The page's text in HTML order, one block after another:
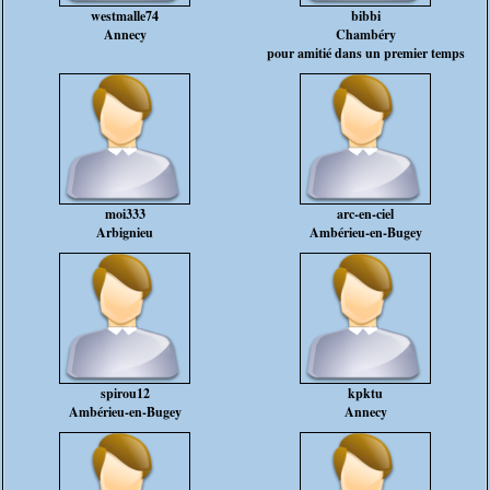
westmalle74
Annecy
bibbi
Chambéry
pour amitié dans un premier temps
moi333
Arbignieu
arc-en-ciel
Ambérieu-en-Bugey
spirou12
Ambérieu-en-Bugey
kpktu
Annecy